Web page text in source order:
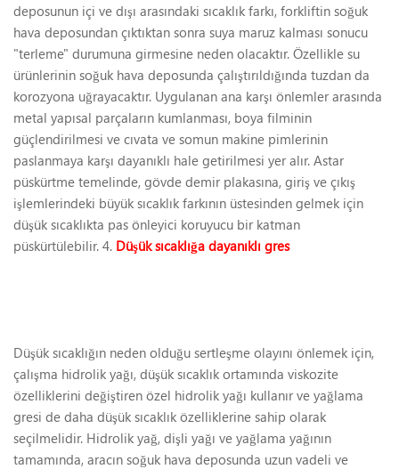
deposunun içi ve dışı arasındaki sıcaklık farkı, forkliftin soğuk
hava deposundan çıktıktan sonra suya maruz kalması sonucu
"terleme" durumuna girmesine neden olacaktır. Özellikle su
ürünlerinin soğuk hava deposunda çalıştırıldığında tuzdan da
korozyona uğrayacaktır. Uygulanan ana karşı önlemler arasında
metal yapısal parçaların kumlanması, boya filminin
güçlendirilmesi ve cıvata ve somun makine pimlerinin
paslanmaya karşı dayanıklı hale getirilmesi yer alır. Astar
püskürtme temelinde, gövde demir plakasına, giriş ve çıkış
işlemlerindeki büyük sıcaklık farkının üstesinden gelmek için
düşük sıcaklıkta pas önleyici koruyucu bir katman
püskürtülebilir. 4. Düşük sıcaklığa dayanıklı gres
Düşük sıcaklığın neden olduğu sertleşme olayını önlemek için,
çalışma hidrolik yağı, düşük sıcaklık ortamında viskozite
özelliklerini değiştiren özel hidrolik yağı kullanır ve yağlama
gresi de daha düşük sıcaklık özelliklerine sahip olarak
seçilmelidir. Hidrolik yağ, dişli yağı ve yağlama yağının
tamamında, aracın soğuk hava deposunda uzun vadeli ve